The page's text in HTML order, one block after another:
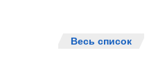
Весь список